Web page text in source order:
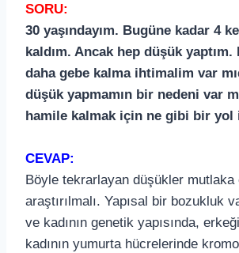
SORU:
30 yaşındayım. Bugüne kadar 4
kaldım. Ancak hep düşük
daha gebe kalma ihtimalim var
düşük yapmamın bir nedeni var
hamile kalmak için ne gibi bir yol
CEVAP:
Böyle tekrarlayan düşükler mutlaka
araştırılmalı. Yapısal bir bozukluk
ve kadının genetik yapısında,
kadının yumurta hücrelerinde